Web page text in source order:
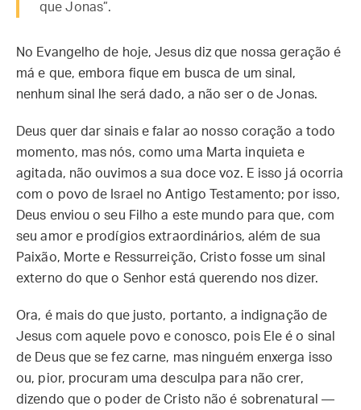
que Jonas”.
No Evangelho de hoje, Jesus diz que nossa geração é
má e que, embora fique em busca de um sinal,
nenhum sinal lhe será dado, a não ser o de Jonas.
Deus quer dar sinais e falar ao nosso coração a todo
momento, mas nós, como uma Marta inquieta e
agitada, não ouvimos a sua doce voz. E isso já ocorria
com o povo de Israel no Antigo Testamento; por isso,
Deus enviou o seu Filho a este mundo para que, com
seu amor e prodígios extraordinários, além de sua
Paixão, Morte e Ressurreição, Cristo fosse um sinal
externo do que o Senhor está querendo nos dizer.
Ora, é mais do que justo, portanto, a indignação de
Jesus com aquele povo e conosco, pois Ele é o sinal
de Deus que se fez carne, mas ninguém enxerga isso
ou, pior, procuram uma desculpa para não crer,
dizendo que o poder de Cristo não é sobrenatural —